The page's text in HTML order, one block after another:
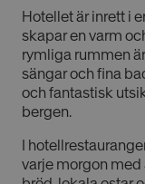
Hotellet är inrett i
skapar en varm
rymliga rummen
sängar och fina
och fantastisk
bergen.
I
varje morgon